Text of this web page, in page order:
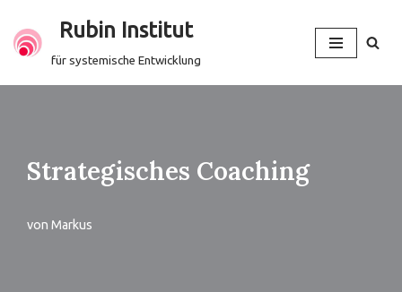
Zum
Rubin Institut
für systemische Entwicklung
Strategisches Coaching
von Markus